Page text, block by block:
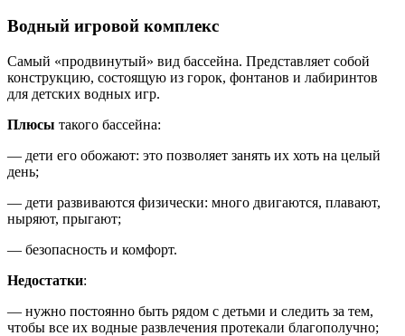
Водный игровой комплекс
Самый «продвинутый» вид бассейна. Представляет собой
конструкцию, состоящую из горок, фонтанов и лабиринтов
для детских водных игр.
Плюсы такого бассейна:
— дети его обожают: это позволяет занять их хоть на целый
день;
— дети развиваются физически: много двигаются, плавают,
ныряют, прыгают;
— безопасность и комфорт.
Недостатки:
— нужно постоянно быть рядом с детьми и следить за тем,
чтобы все их водные развлечения протекали благополучно;